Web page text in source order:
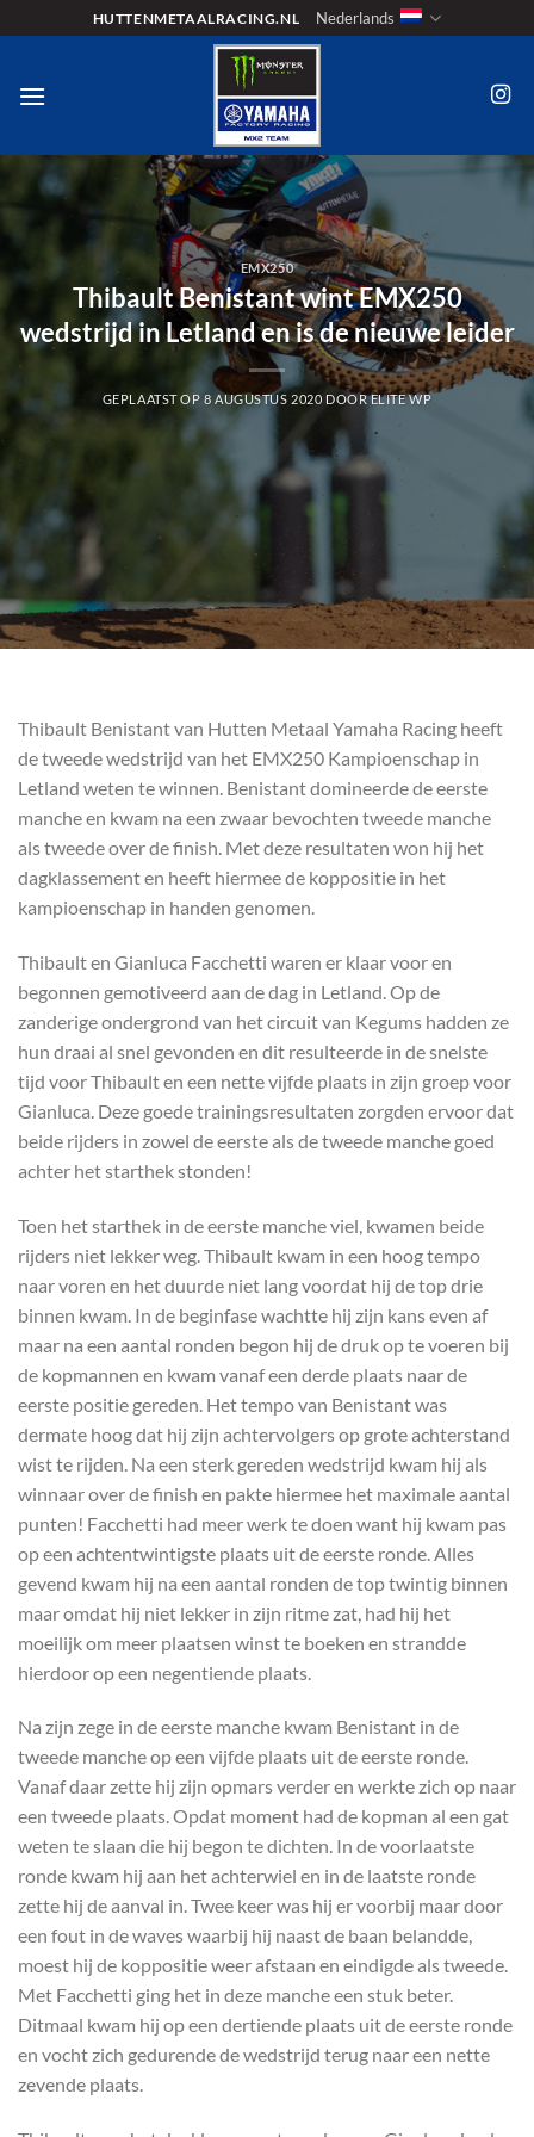
naar
HUTTENMETAALRACING.NL Nederlands
EMX250
Thibault Benistant wint EMX250
wedstrijd in Letland en is de nieuwe leider
GEPLAATST OP 8 AUGUSTUS 2020 DOORELITE WP
Thibault Benistant van Hutten Metaal Yamaha Racing heeft
de tweede wedstrijd van het EMX250 Kampioenschap in
Letland weten te winnen. Benistant domineerde de eerste
manche en kwam na een zwaar bevochten tweede manche
als tweede over de finish. Met deze resultaten won hij het
dagklassement en heeft hiermee de koppositie in het
kampioenschap in handen genomen.
Thibault en Gianluca Facchetti waren er klaar voor en
begonnen gemotiveerd aan de dag in Letland. Op de
zanderige ondergrond van het circuit van Kegums hadden ze
hun draai al snel gevonden en dit resulteerde in de snelste
tijd voor Thibault en een nette vijfde plaats in zijn groep voor
Gianluca. Deze goede trainingsresultaten zorgden ervoor dat
beide rijders in zowel de eerste als de tweede manche goed
achter het starthek stonden!
Toen het starthek in de eerste manche viel, kwamen beide
rijders niet lekker weg. Thibault kwam in een hoog tempo
naar voren en het duurde niet lang voordat hij de top drie
binnen kwam. In de beginfase wachtte hij zijn kans even af
maar na een aantal ronden begon hij de druk op te voeren bij
de kopmannen en kwam vanaf een derde plaats naar de
eerste positie gereden. Het tempo van Benistant was
dermate hoog dat hij zijn achtervolgers op grote achterstand
wist te rijden. Na een sterk gereden wedstrijd kwam hij als
winnaar over de finish en pakte hiermee het maximale aantal
punten! Facchetti had meer werk te doen want hij kwam pas
op een achtentwintigste plaats uit de eerste ronde. Alles
gevend kwam hij na een aantal ronden de top twintig binnen
maar omdat hij niet lekker in zijn ritme zat, had hij het
moeilijk om meer plaatsen winst te boeken en strandde
hierdoor op een negentiende plaats.
Na zijn zege in de eerste manche kwam Benistant in de
tweede manche op een vijfde plaats uit de eerste ronde.
Vanaf daar zette hij zijn opmars verder en werkte zich op naar
een tweede plaats. Opdat moment had de kopman al een gat
weten te slaan die hij begon te dichten. In de voorlaatste
ronde kwam hij aan het achterwiel en in de laatste ronde
zette hij de aanval in. Twee keer was hij er voorbij maar door
een fout in de waves waarbij hij naast de baan belandde,
moest hij de koppositie weer afstaan en eindigde als tweede.
Met Facchetti ging het in deze manche een stuk beter.
Ditmaal kwam hij op een dertiende plaats uit de eerste ronde
en vocht zich gedurende de wedstrijd terug naar een nette
zevende plaats.